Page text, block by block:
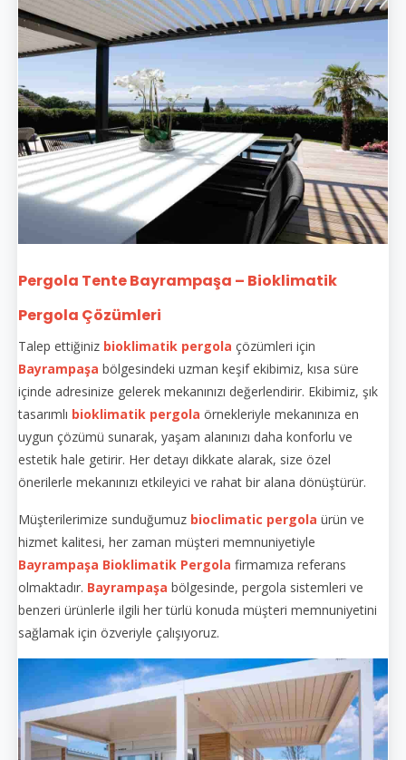
Pergola Tente Bayrampaşa – Bioklimatik
Pergola Çözümleri
Talep ettiğiniz bioklimatik pergola çözümleri için
Bayrampaşa bölgesindeki uzman keşif ekibimiz, kısa süre
içinde adresinize gelerek mekanınızı değerlendirir. Ekibimiz, şık
tasarımlı bioklimatik pergola örnekleriyle mekanınıza en
uygun çözümü sunarak, yaşam alanınızı daha konforlu ve
estetik hale getirir. Her detayı dikkate alarak, size özel
önerilerle mekanınızı etkileyici ve rahat bir alana dönüştürür.
Müşterilerimize sunduğumuz bioclimatic pergola ürün ve
hizmet kalitesi, her zaman müşteri memnuniyetiyle
Bayrampaşa Bioklimatik Pergola firmamıza referans
olmaktadır. Bayrampaşa bölgesinde, pergola sistemleri ve
benzeri ürünlerle ilgili her türlü konuda müşteri memnuniyetini
sağlamak için özveriyle çalışıyoruz.